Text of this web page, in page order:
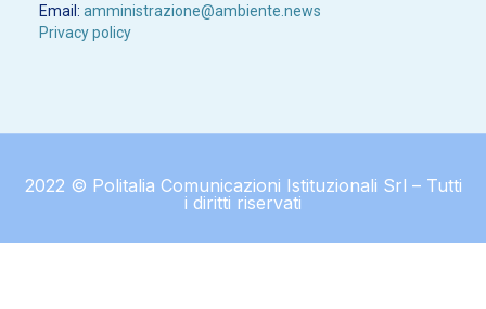
Email: amministrazione@ambiente.news
Privacy policy
2022 © Politalia Comunicazioni Istituzionali Srl – Tutti
i diritti riservati